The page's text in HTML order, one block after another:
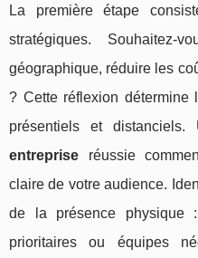
La première étape
stratégiques. Souhaitez-
géographique, réduire les
? Cette réflexion détermine
présentiels et
entreprise réussie
claire de votre audience.
de la présence physique
prioritaires ou équipes